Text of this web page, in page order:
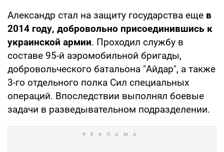
Александр стал на защиту государства еще в
2014 году, добровольно присоединившись к
украинской армии. Проходил службу в
составе 95-й аэромобильной бригады,
добровольческого батальона "Айдар", а также
3-го отдельного полка Сил специальных
операций. Впоследствии выполнял боевые
задачи в разведывательном подразделении.